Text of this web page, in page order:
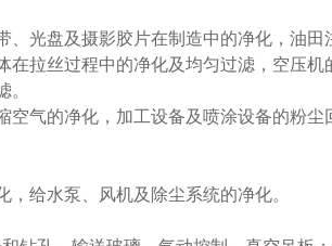
光盘及摄影胶片在制造中的净化，油
拉丝过程中的净化及均匀过滤，空压
气的净化，加工设备及喷涂设备的粉尘
给水泵、风机及除尘系统的净化。